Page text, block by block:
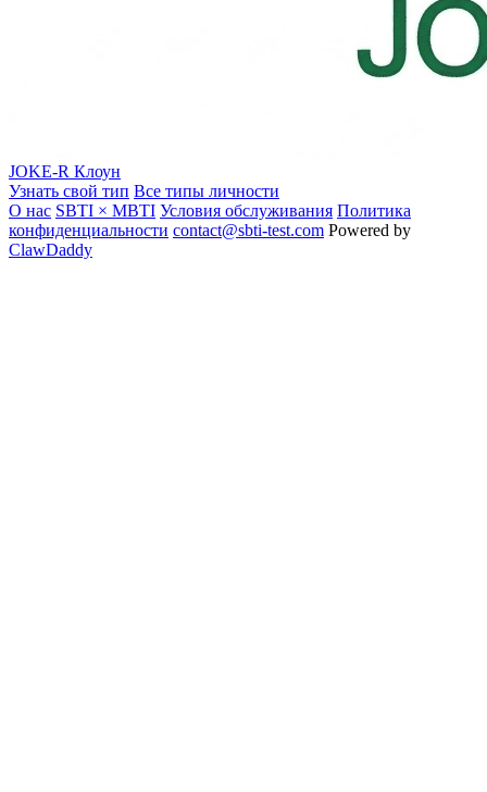
JOKE-R Клоун
Узнать свой тип Все типы личности
О нас SBTI × MBTI Условия обслуживания Политика
конфиденциальности contact@sbti-test.com Powered by
ClawDaddy